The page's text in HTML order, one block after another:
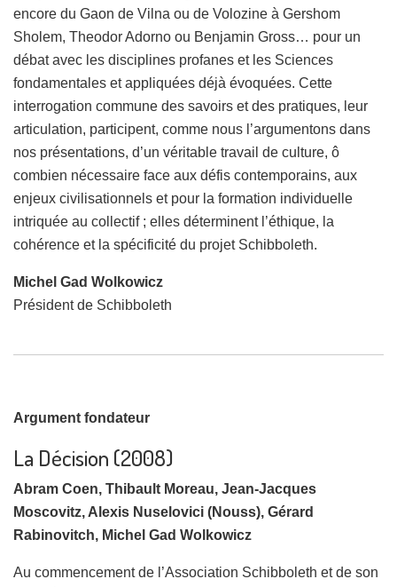
encore du Gaon de Vilna ou de Volozine à Gershom
Sholem, Theodor Adorno ou Benjamin Gross… pour un
débat avec les disciplines profanes et les Sciences
fondamentales et appliquées déjà évoquées. Cette
interrogation commune des savoirs et des pratiques, leur
articulation, participent, comme nous l’argumentons dans
nos présentations, d’un véritable travail de culture, ô
combien nécessaire face aux défis contemporains, aux
enjeux civilisationnels et pour la formation individuelle
intriquée au collectif ; elles déterminent l’éthique, la
cohérence et la spécificité du projet Schibboleth.
Michel Gad Wolkowicz
Président de Schibboleth
Argument fondateur
La Décision (2008)
Abram Coen, Thibault Moreau, Jean-Jacques
Moscovitz, Alexis Nuselovici (Nouss), Gérard
Rabinovitch, Michel Gad Wolkowicz
Au commencement de l’Association Schibboleth et de son